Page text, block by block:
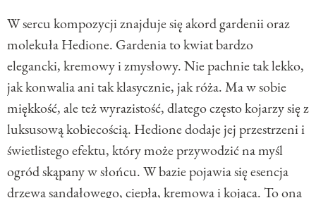
W sercu kompozycji znajduje się akord gardenii oraz
molekuła Hedione. Gardenia to kwiat bardzo
elegancki, kremowy i zmysłowy. Nie pachnie tak lekko,
jak konwalia ani tak klasycznie, jak róża. Ma w sobie
miękkość, ale też wyrazistość, dlatego często kojarzy się z
luksusową kobiecością. Hedione dodaje jej przestrzeni i
świetlistego efektu, który może przywodzić na myśl
ogród skąpany w słońcu. W bazie pojawia się esencja
drzewa sandałowego, ciepła, kremowa i kojąca. To ona